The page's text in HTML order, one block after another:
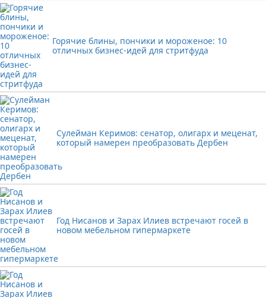
Горячие блины, пончики и мороженое: 10
отличных бизнес-идей для стритфуда
Сулейман Керимов: сенатор, олигарх и меценат,
который намерен преобразовать Дербен
Год Нисанов и Зарах Илиев встречают госей в
новом мебельном гипермаркете